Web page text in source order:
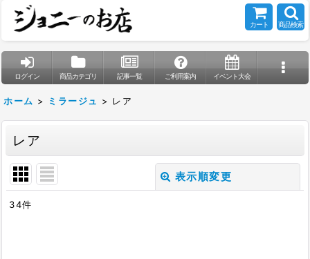
カート 商品検索
ログイン 商品カテゴリ 記事一覧 ご利用案内 イベント大会
ホーム > ミラージュ > レア
レア
表示順変更
34件